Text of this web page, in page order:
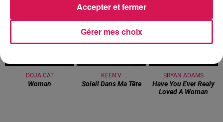
DOJA CAT
Woman
20h12
20h12
KEEN'V
Soleil Dans Ma Tête
BRYAN ADAMS
Have You Ever Realy
Loved A Woman
Gérer mes choix
Accepter et fermer